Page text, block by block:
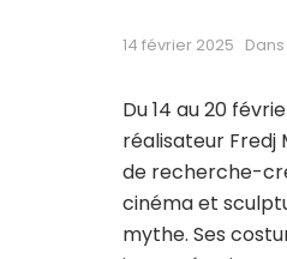
14 février 2025 Dans
Du 14 au 20
réalisateur Fredj
de recherche-
cinéma et
mythe. Ses